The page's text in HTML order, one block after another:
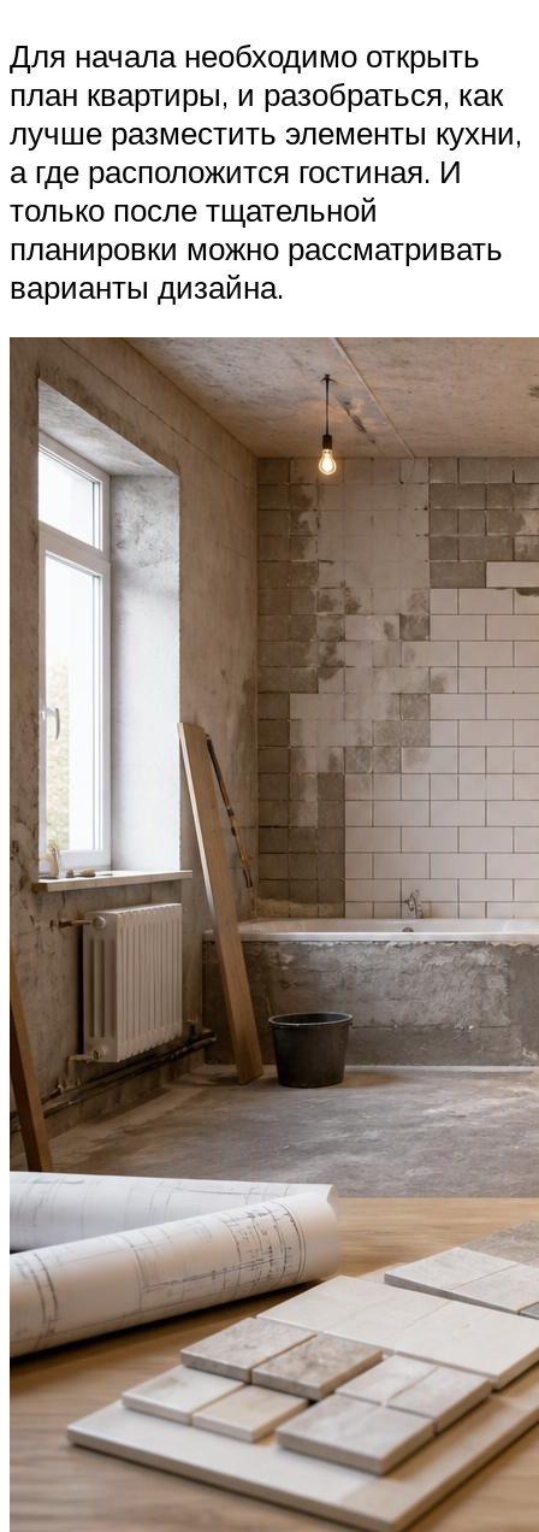
Для начала необходимо открыть
план квартиры, и разобраться, как
лучше разместить элементы кухни,
а где расположится гостиная. И
только после тщательной
планировки можно рассматривать
варианты дизайна.